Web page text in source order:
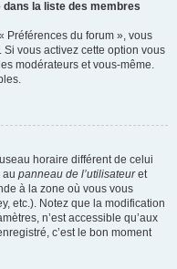
dans la liste des membres
Préférences du forum », vous
. Si vous activez cette option vous
modérateurs et vous-même.
horaire différent de celui
au panneau de l’utilisateuret
à la zone où vous vous
etc.). Notez que la modification
n’est accessible qu’aux
c’est le bon moment